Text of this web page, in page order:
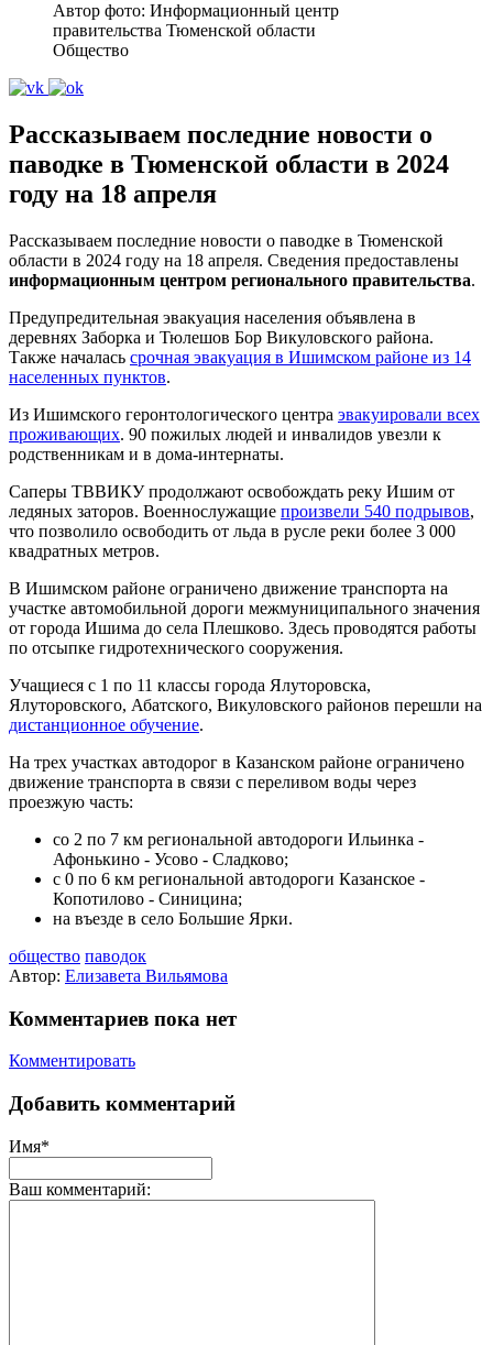
Автор фото: Информационный центр
правительства Тюменской области
Общество
Рассказываем последние новости о
паводке в Тюменской области в 2024
году на 18 апреля
Рассказываем последние новости о паводке в Тюменской
области в 2024 году на 18 апреля. Сведения предоставлены
информационным центром регионального правительства.
Предупредительная эвакуация населения объявлена в
деревнях Заборка и Тюлешов Бор Викуловского района.
Также началась срочная эвакуация в Ишимском районе из 14
населенных пунктов.
Из Ишимского геронтологического центра эвакуировали всех
проживающих. 90 пожилых людей и инвалидов увезли к
родственникам и в дома-интернаты.
Саперы ТВВИКУ продолжают освобождать реку Ишим от
ледяных заторов. Военнослужащие произвели 540 подрывов,
что позволило освободить от льда в русле реки более 3 000
квадратных метров.
В Ишимском районе ограничено движение транспорта на
участке автомобильной дороги межмуниципального значения
от города Ишима до села Плешково. Здесь проводятся работы
по отсыпке гидротехнического сооружения.
Учащиеся с 1 по 11 классы города Ялуторовска,
Ялуторовского, Абатского, Викуловского районов перешли на
дистанционное обучение.
На трех участках автодорог в Казанском районе ограничено
движение транспорта в связи с переливом воды через
проезжую часть:
со 2 по 7 км региональной автодороги Ильинка -
Афонькино - Усово - Сладково;
с 0 по 6 км региональной автодороги Казанское -
Копотилово - Синицина;
на въезде в село Большие Ярки.
общество паводок
Автор: Елизавета Вильямова
Комментариев пока нет
Комментировать
Добавить комментарий
Имя*
Ваш комментарий: